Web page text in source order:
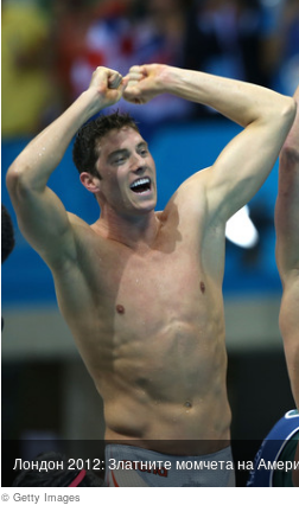
Лондон 2012: Златните момчета на
© Getty Images